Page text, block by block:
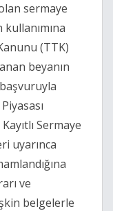
sermaye
(TTK)
beyanın
Sermaye
uyarınca
ve
belgelerle